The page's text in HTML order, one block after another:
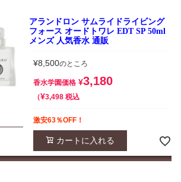
アランドロン サムライドライビング
フォース オードトワレ EDT SP 50ml
メンズ 人気香水 通販
¥8,500のところ
香水学園価格 ¥3,180
¥3,498 税込
激安63％OFF！
カートに入れる